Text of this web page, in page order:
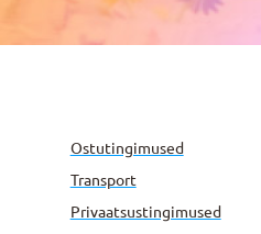
Ostutingimused
Transport
Privaatsus­tingimused